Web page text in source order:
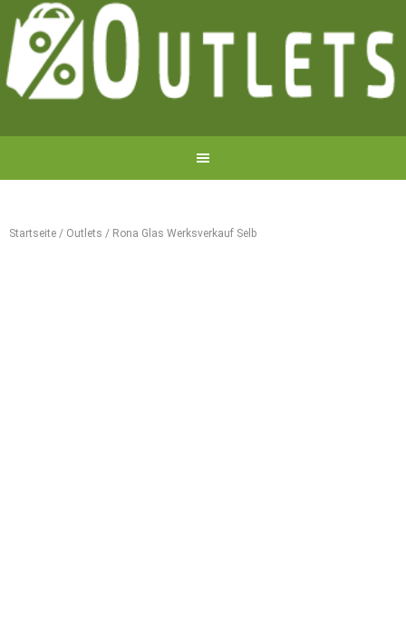
Startseite / Outlets / Rona Glas Werksverkauf Selb